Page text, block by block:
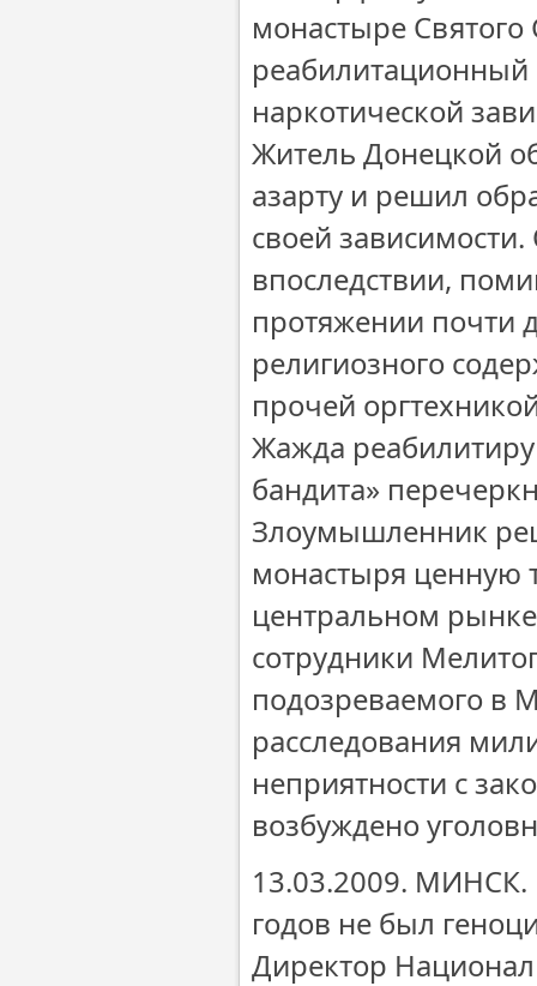
монастыре
наркотической
Житель Донецкой
азарту и решил
своей
впоследствии,
протяжении почти
религиозного
прочей
Жажда
бандита»
Злоумышленник
монастыря ценную
центральном
сотрудники
подозреваемого в
расследования
неприятности с
возбуждено
13.03.2009. МИНСК.
годов не был
Директор